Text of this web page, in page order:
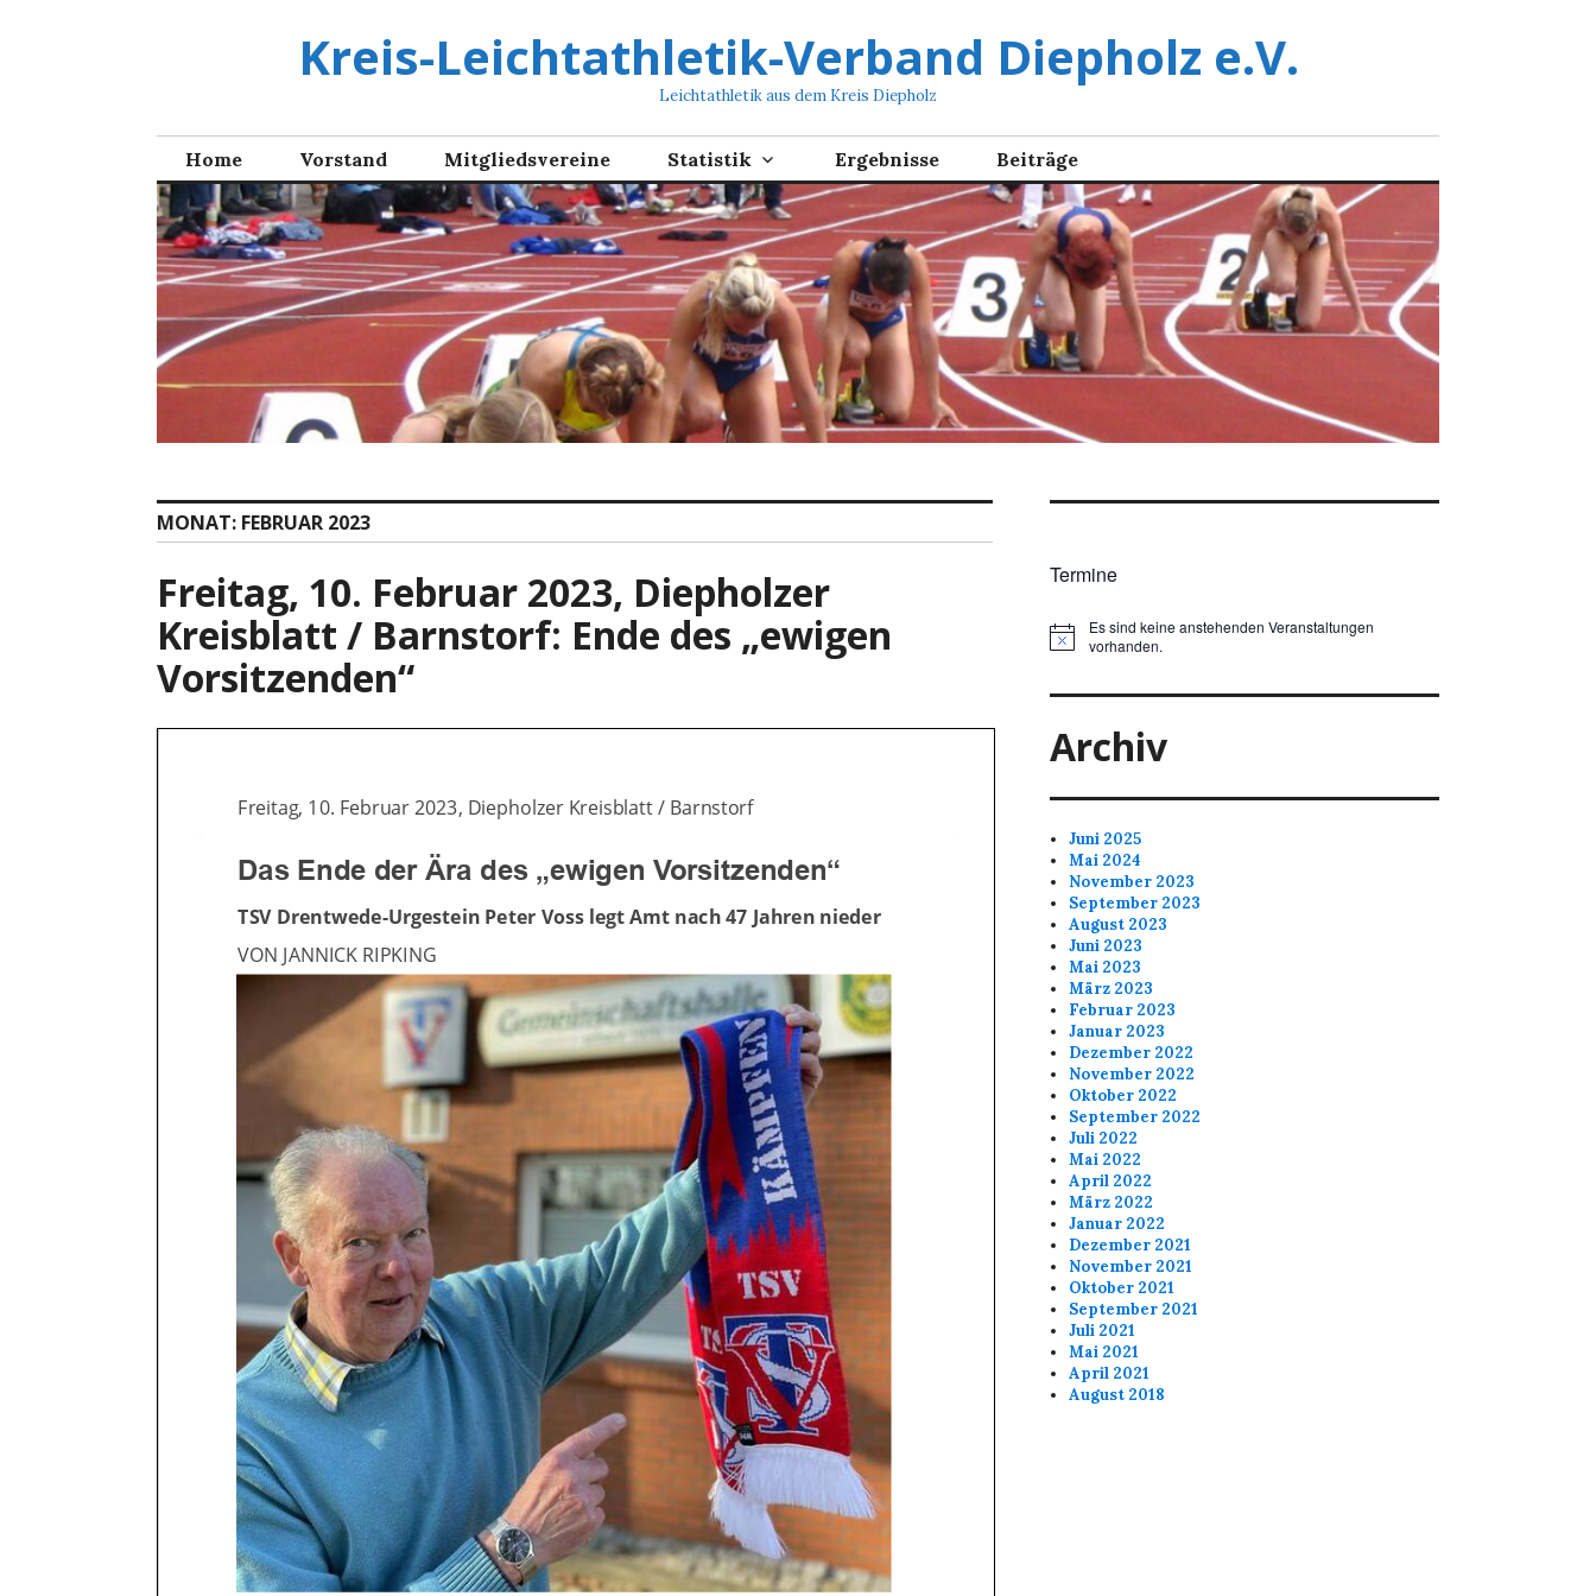
Kreis-Leichtathletik-Verband Diepholz e.V.
Leichtathletik aus dem Kreis Diepholz
Home Vorstand Mitgliedsvereine Statistik Ergebnisse Beiträge
MONAT: FEBRUAR 2023
Freitag, 10. Februar 2023, Diepholzer
Kreisblatt / Barnstorf: Ende des „ewigen
Vorsitzenden“
Termine
Es sind keine anstehenden Veranstaltungen
vorhanden.
Archiv
Juni 2025
Mai 2024
November 2023
September 2023
August 2023
Juni 2023
Mai 2023
März 2023
Februar 2023
Januar 2023
Dezember 2022
November 2022
Oktober 2022
September 2022
Juli 2022
Mai 2022
April 2022
März 2022
Januar 2022
Dezember 2021
November 2021
Oktober 2021
September 2021
Juli 2021
Mai 2021
April 2021
August 2018